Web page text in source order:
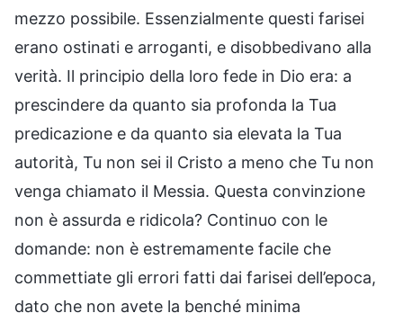
mezzo possibile. Essenzialmente questi farisei
erano ostinati e arroganti, e disobbedivano alla
verità. Il principio della loro fede in Dio era: a
prescindere da quanto sia profonda la Tua
predicazione e da quanto sia elevata la Tua
autorità, Tu non sei il Cristo a meno che Tu non
venga chiamato il Messia. Questa convinzione
non è assurda e ridicola? Continuo con le
domande: non è estremamente facile che
commettiate gli errori fatti dai farisei dell’epoca,
dato che non avete la benché minima